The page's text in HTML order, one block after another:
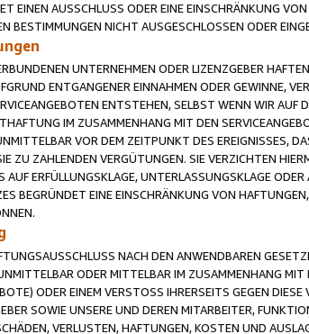
EINEN AUSSCHLUSS ODER EINE EINSCHRÄNKUNG
BESTIMMUNGEN NICHT AUSGESCHLOSSEN ODER
UNTERNEHMEN ODER LIZENZGEBER
ENTGANGENER EINNAHMEN ODER GEWINNE,
ENTSTEHEN, SELBST WENN WIR AUF
IM ZUSAMMENHANG MIT DEN
VOR DEM ZEITPUNKT DES EREIGNISSES,
ZU ZAHLENDEN VERGÜTUNGEN. SIE VERZICHTEN
AUF ERFÜLLUNGSKLAGE, UNTERLASSUNGSKLAGE
BEGRÜNDET EINE EINSCHRÄNKUNG VON
NACH DEN ANWENDBAREN
ODER MITTELBAR IM ZUSAMMENHANG
ODER EINEM VERSTOSS IHRERSEITS GEGEN
SOWIE UNSERE UND DEREN MITARBEITER,
VERLUSTEN, HAFTUNGEN, KOSTEN UND